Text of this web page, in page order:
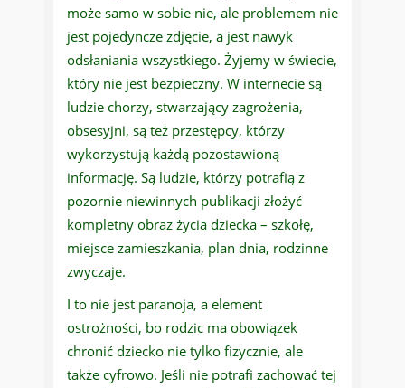
może samo w sobie nie, ale problemem nie
jest pojedyncze zdjęcie, a jest nawyk
odsłaniania wszystkiego. Żyjemy w świecie,
który nie jest bezpieczny. W internecie są
ludzie chorzy, stwarzający zagrożenia,
obsesyjni, są też przestępcy, którzy
wykorzystują każdą pozostawioną
informację. Są ludzie, którzy potrafią z
pozornie niewinnych publikacji złożyć
kompletny obraz życia dziecka – szkołę,
miejsce zamieszkania, plan dnia, rodzinne
zwyczaje.
I to nie jest paranoja, a element
ostrożności, bo rodzic ma obowiązek
chronić dziecko nie tylko fizycznie, ale
także cyfrowo. Jeśli nie potrafi zachować tej